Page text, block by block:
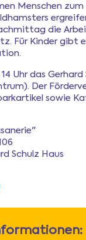
Menschen zum
die
Für Kinder gibt
Uhr das Gerhard
Der
sowie
Schulz Haus